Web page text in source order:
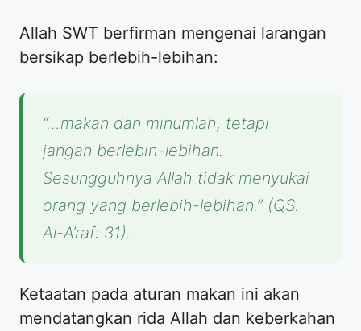
Allah SWT berfirman mengenai larangan
bersikap berlebih-lebihan:
“…makan dan minumlah, tetapi
jangan berlebih-lebihan.
Sesungguhnya Allah tidak menyukai
orang yang berlebih-lebihan.” (QS.
Al-A’raf: 31).
Ketaatan pada aturan makan ini akan
mendatangkan rida Allah dan keberkahan